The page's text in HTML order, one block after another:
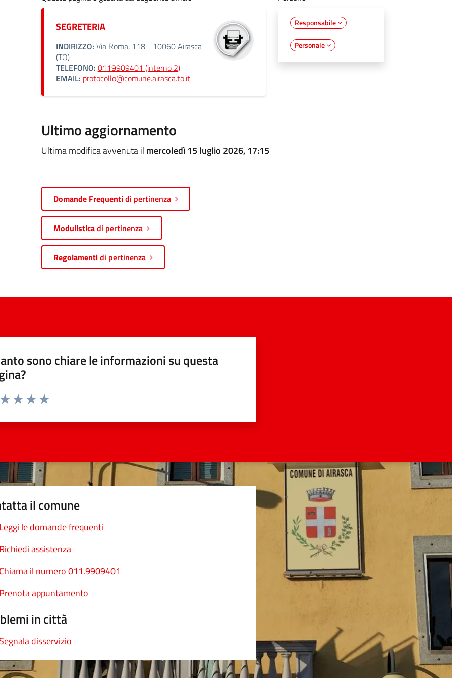
SEGRETERIA
INDIRIZZO: Via Roma, 118 - 10060 Airasca
(TO)
TELEFONO: 0119909401 (interno 2)
EMAIL: protocollo@comune.airasca.to.it
Responsabile
Personale
Ultimo aggiornamento
Ultima modifica avvenuta il mercoledì 15 luglio 2026, 17:15
Domande Frequentidi pertinenza
Modulisticadi pertinenza
Regolamentidi pertinenza
sono chiare le informazioni su questa
da 1 a 5 stelle la pagina
il comune
Leggi le domande frequenti
Richiedi assistenza
Chiama il numero 011.9909401
Prenota appuntamento
in città
Segnala disservizio